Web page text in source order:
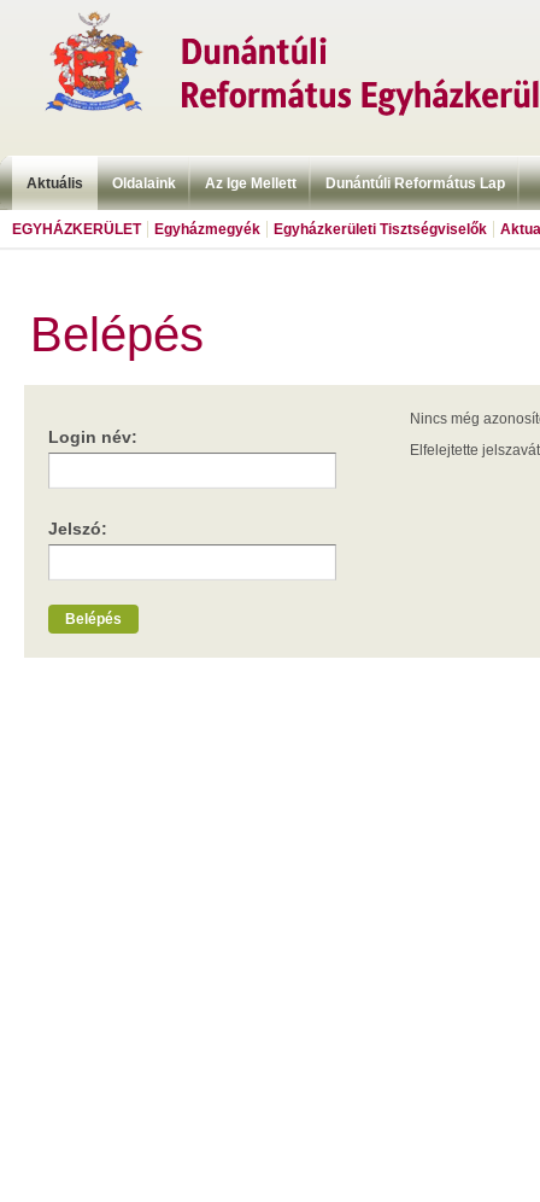
Aktuális Oldalaink Az Ige Mellett Dunántúli Református Lap
EGYHÁZKERÜLET Egyházmegyék Egyházkerületi Tisztségviselők
Belépés
Login név:
Jelszó:
Belépés
Nincs még
Elfelejtette